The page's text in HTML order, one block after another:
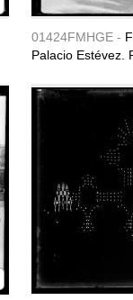
01424FMHGE -
Palacio Estévez.